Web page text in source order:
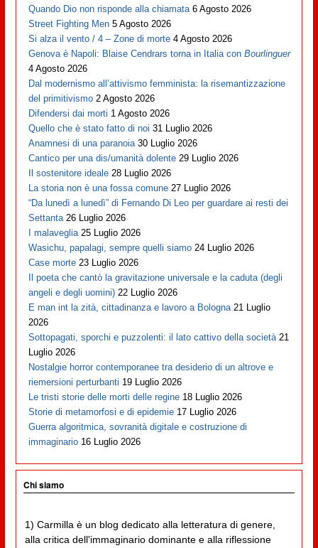
Quando Dio non risponde alla chiamata 6 Agosto 2026
Street Fighting Men 5 Agosto 2026
Si alza il vento / 4 – Zone di morte 4 Agosto 2026
Genova è Napoli: Blaise Cendrars torna in Italia conBourlinguer
4 Agosto 2026
Dal modernismo all’attivismo femminista: la risemantizzazione
del primitivismo 2 Agosto 2026
Difendersi dai morti 1 Agosto 2026
Quello che è stato fatto di noi 31 Luglio 2026
Anamnesi di una paranoia 30 Luglio 2026
Cantico per una dis/umanità dolente 29 Luglio 2026
Il sostenitore ideale 28 Luglio 2026
La storia non è una fossa comune 27 Luglio 2026
“Da lunedì a lunedì” di Fernando Di Leo per guardare ai resti dei
Settanta 26 Luglio 2026
I malaveglia 25 Luglio 2026
Wasichu, papalagi, sempre quelli siamo 24 Luglio 2026
Case morte 23 Luglio 2026
Il poeta che cantò la gravitazione universale e la caduta (degli
angeli e degli uomini) 22 Luglio 2026
E man int la zità, cittadinanza e lavoro a Bologna 21 Luglio
2026
Sottopagati, sporchi e puzzolenti: il lato cattivo della società 21
Luglio 2026
Nostalgie horror contemporanee tra desiderio di un altrove e
riemersioni perturbanti 19 Luglio 2026
Le tristi storie delle morti delle regine 18 Luglio 2026
Storie di metamorfosi e di epidemie 17 Luglio 2026
Guerra algoritmica, sovranità digitale e costruzione di
immaginario 16 Luglio 2026
Chi siamo
1) Carmilla è un blog dedicato alla letteratura di genere,
alla critica dell'immaginario dominante e alla riflessione